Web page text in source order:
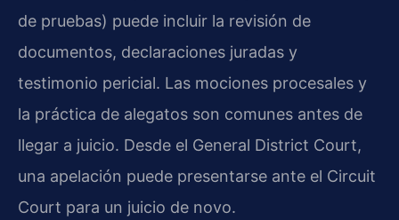
de pruebas) puede incluir la revisión de
documentos, declaraciones juradas y
testimonio pericial. Las mociones procesales y
la práctica de alegatos son comunes antes de
llegar a juicio. Desde el General District Court,
una apelación puede presentarse ante el Circuit
Court para un juicio de novo.